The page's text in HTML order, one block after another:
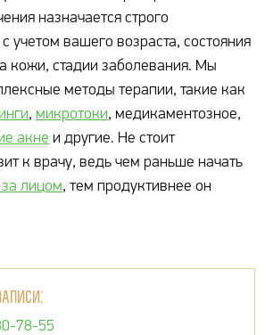
назначается строго
учетом вашего возраста, состояния
кожи, стадии заболевания. Мы
методы терапии, такие как
, микротоки, медикаментозное,
акне и другие. Не стоит
к врачу, ведь чем раньше начать
лицом, тем продуктивнее он
78-55